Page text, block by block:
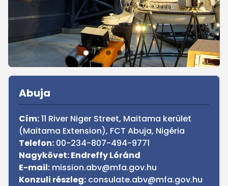
Sidebar
Abuja
Cím:11 River Niger Street, Maitama kerület
(Maitama Extension), FCT Abuja, Nigéria
Telefon: 00-234-807-494-9771
Nagykövet: Endreffy Lóránd
E-mail: mission.abv@mfa.gov.hu
Konzuli részleg: consulate.abv@mfa.gov.hu